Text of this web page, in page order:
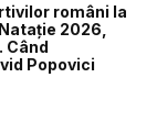
români la
2026,
Când
Popovici